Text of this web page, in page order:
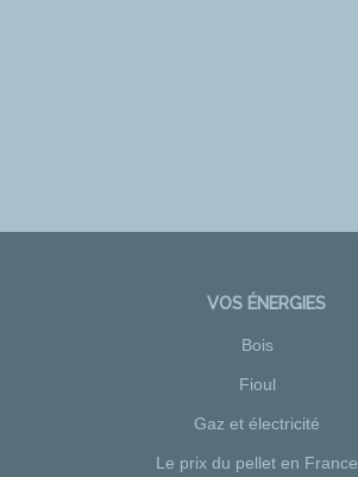
VOS ÉNERGIES
Bois
Fioul
Gaz et électricité
Le prix du pellet en France